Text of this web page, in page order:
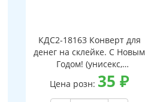
КДС2-18163 Конверт для
денег на склейке. С Новым
Годом! (унисекс,
серебряная фольга)
Цена розн: 35₽